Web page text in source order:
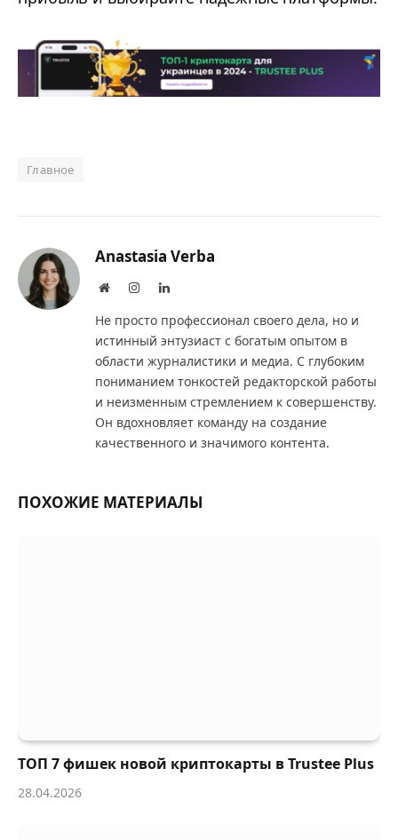
Главное
Anastasia Verba
WebsiteInstagramLinkedIn
Не просто профессионал своего дела, но и
истинный энтузиаст с богатым опытом в
области журналистики и медиа. С глубоким
пониманием тонкостей редакторской работы
и неизменным стремлением к совершенству.
Он вдохновляет команду на создание
качественного и значимого контента.
ПОХОЖИЕ МАТЕРИАЛЫ
ТОП 7 фишек новой криптокарты в Trustee Plus
28.04.2026